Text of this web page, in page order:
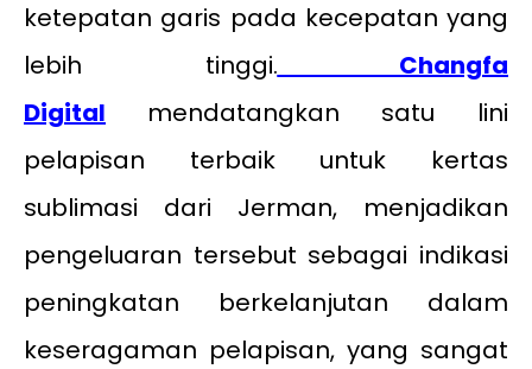
ketepatan garis pada kecepatan yang
lebih tinggi. Changfa
Digital
mendatangkan satu lini
pelapisan terbaik untuk kertas
sublimasi dari Jerman, menjadikan
pengeluaran tersebut sebagai indikasi
peningkatan berkelanjutan dalam
keseragaman pelapisan, yang sangat